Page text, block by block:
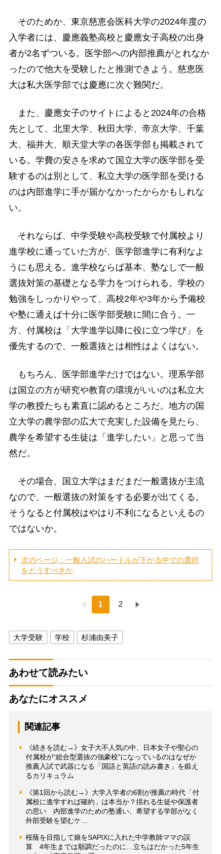
そのためか、東京慈恵会医科大学の2024年度の
入学者には、慶應義塾高校と慶應女子高校の出身
者が2名ずついる。医学部への内部推薦がとれなか
ったので他大を受験したと推測できよう。慈恵医
大は私大医学部では慶應に次ぐ難関だ。
また、慶應女子のサイトによると2024年の合格
先として、北里大学、秋田大学、帝京大学、千葉
大、福井大、順天堂大学の各医学部も掲載されて
いる。学費の安さを求めて国立大学の医学部を受
験するのは別として、私立大学の医学部を受ける
のは内部進学に手が届かなかったからかもしれな
い。
それならば、中学受験や高校受験で付属校より
進学校に通っていた方が、医学部進学に有利なよ
うにも思える。進学校ならば基本、塾なしで一般
選抜対策の基礎となる学力をつけられる。学校の
勉強をしっかりやって、高校2年や3年から予備校
や塾に通えば十分に医学部受験に間に合う。一
方、付属校は「大学進学以降に役に立つ学び」を
優先するので、一般選抜とは相性はよくはない。
もちろん、医学部進学だけではない。理系学部
は国立の方が研究や教育の環境がいいのは私立大
学の教授たちも素直に認めるところだ。地方の国
立大学の農学部の広大で充実した設備を見たら、
農学を希望する生徒は「進学したい」と思って当
然だ。
その場合、国立大学はまだまだ一般選抜が主流
なので、一般選抜の対策をする必要が出てくる。
そうなると付属校はやはり不利になるといえるの
ではないか。
次のページ：一般入試のハードルが下がる中での選択
をどうすべきか
1 2
大学受験 学校 杉浦由美子
あわせて読みたい
あなたにオススメ
関連記事
《続きを読む→》女子大不人気の中、日本女子や聖心の
付属校が“総合型選抜の強豪校”になっているのはなぜか
推薦入試で武器になる「国語と英語の読み書き」を鍛え
るカリキュラム
《第1回から読む→》大学入学者の6割が推薦の時代「付
属校に進学すれば確約」は本当か？揺れる生徒や保護者
の思い 内部進学のための塾通い、希望する学部がなく
外部受験を望むケ…
桜蔭を目指して娘をSAPIXに入れた中学教師ママの誤
算 4年生までは順調だったのに…立ちはだかった5年生